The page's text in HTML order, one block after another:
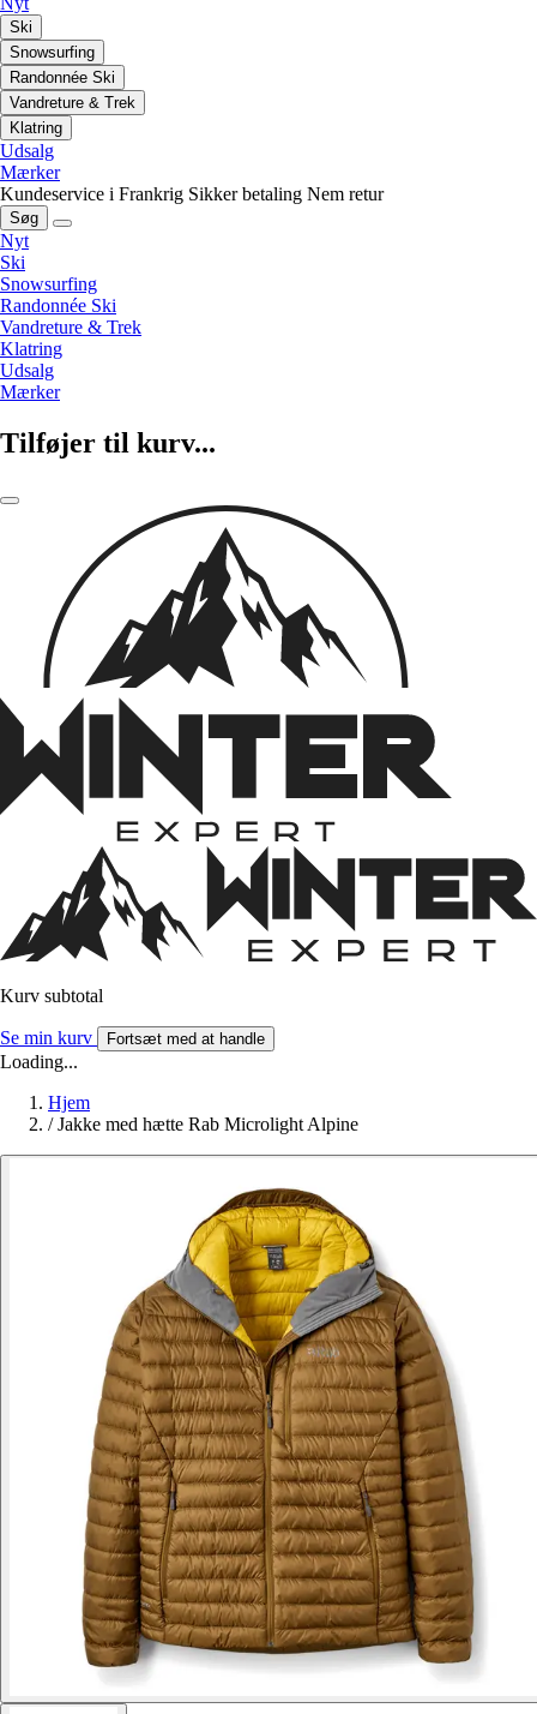
Ski
Snowsurfing
Randonnée Ski
Vandreture & Trek
Klatring
Udsalg
Mærker
Kundeservice i Frankrig Sikker betaling Nem retur
Søg
Nyt
Ski
Snowsurfing
Randonnée Ski
Vandreture & Trek
Klatring
Udsalg
Mærker
Tilføjer til kurv...
Kurv subtotal
Se min kurv Fortsæt med at handle
Loading...
Hjem
/ Jakke med hætte Rab Microlight Alpine